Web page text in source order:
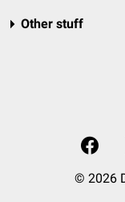
Other stuff
© 2026